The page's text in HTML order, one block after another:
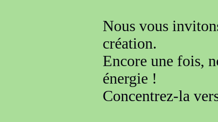
Nous vous
création.
Encore une fois,
énergie !
Concentrez-la